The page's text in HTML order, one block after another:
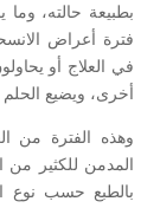
بطبيعة حالته،
فترة أعراض
في العلاج أو
أخرى، ويضيع الحلم
وهذه الفترة من
المدمن للكثير من
بالطبع حسب نوع